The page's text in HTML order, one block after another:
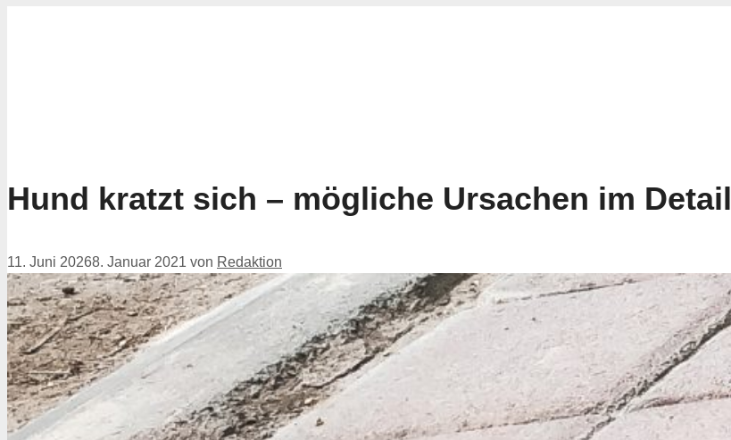
Hund kratzt sich – mögliche Ursachen im Detail
11. Juni 20268. Januar 2021 von Redaktion